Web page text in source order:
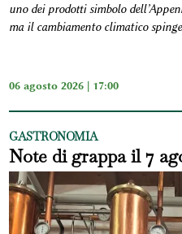
uno dei prodotti simbolo
ma il cambiamento climatico
06 agosto 2026 | 17:00
GASTRONOMIA
Note di grappa il 7